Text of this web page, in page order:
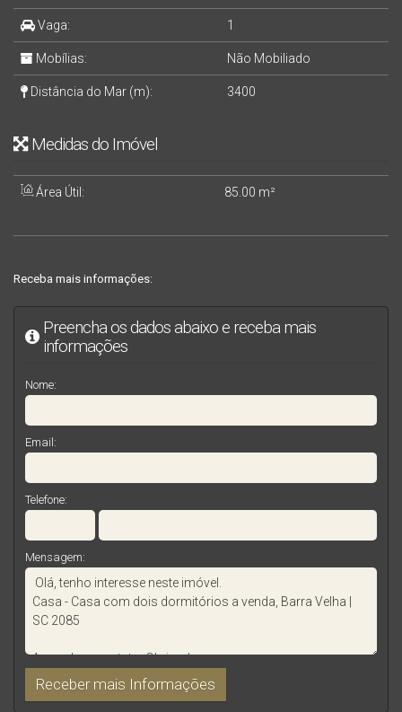
Vaga: 1
Mobílias: Não Mobiliado
Distância do Mar (m): 3400
Medidas do Imóvel
Área Útil: 85 .00 m²
Receba mais informações:
Preencha os dados abaixo e receba mais
informações
Nome:
Email:
Telefone:
Mensagem: